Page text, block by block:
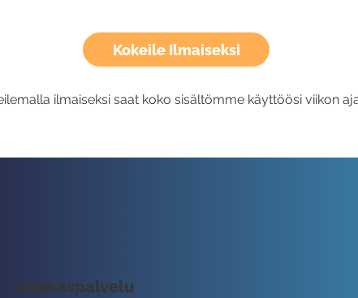
Kokeile Ilmaiseksi
ilmaiseksi saat koko sisältömme käyttöösi viikon
Asiakaspalvelu